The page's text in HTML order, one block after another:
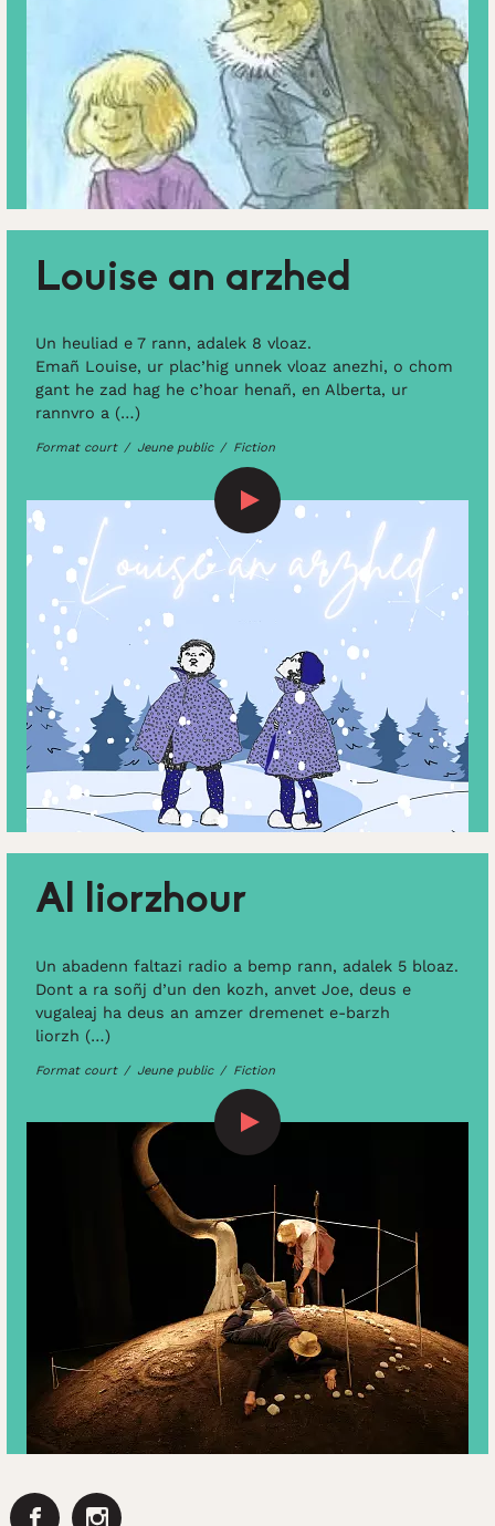
Louise an arzhed
Un heuliad e 7 rann, adalek 8 vloaz.
Emañ Louise, ur plac’hig unnek vloaz anezhi, o chom
gant he zad hag he c’hoar henañ, en Alberta, ur
rannvro a (…)
Format court Jeune public Fiction
Al liorzhour
Un abadenn faltazi radio a bemp rann, adalek 5 bloaz.
Dont a ra soñj d’un den kozh, anvet Joe, deus e
vugaleaj ha deus an amzer dremenet e-barzh
liorzh (…)
Format court Jeune public Fiction